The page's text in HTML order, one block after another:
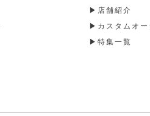
店舗紹介
カスタムオ
特集一覧